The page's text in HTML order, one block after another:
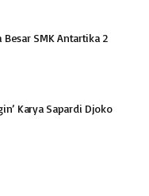
SMK Antartika 2
Karya Sapardi Djoko